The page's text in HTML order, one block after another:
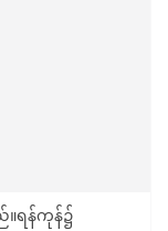
ရန်ကုန်၌